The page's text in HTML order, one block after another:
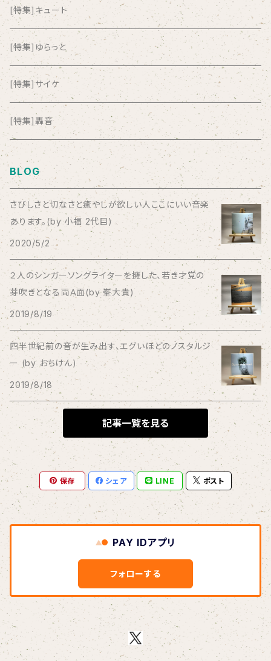
Amsterdamned
ANYO
And Summer Club
anticlockwise
Aysula
Bad Operation
Bagus!
BBBBBBB
The BEG
The Beths
THE BLACK SHANSONS
BLONDnewHALF
Blondy
BOAR HUNTER
bud&harbor
Bulbs Of Passion
B玉
Calme Adiction
[特集]キュート
[特集]ゆらっと
[特集]サイケ
[特集]轟音
BLOG
さびしさと切なさと癒やしが欲しい人ここにいい音楽
あります。(by 小福 2代目)
2020/5/2
２人のシンガーソングライターを擁した、若き才覚の
芽吹きとなる両Ａ面(by 峯大貴)
2019/8/19
四半世紀前の音が生み出す、エグいほどのノスタルジ
ー (by おちけん)
2019/8/18
記事一覧を見る
保存 シェア LINE ポスト
PAY IDアプリ
フォローする